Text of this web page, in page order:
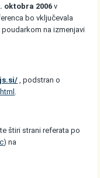
oktobra 2006 v
bo vključevala
na izmenjavi
, podstran o
.
štiri strani referata po
) na